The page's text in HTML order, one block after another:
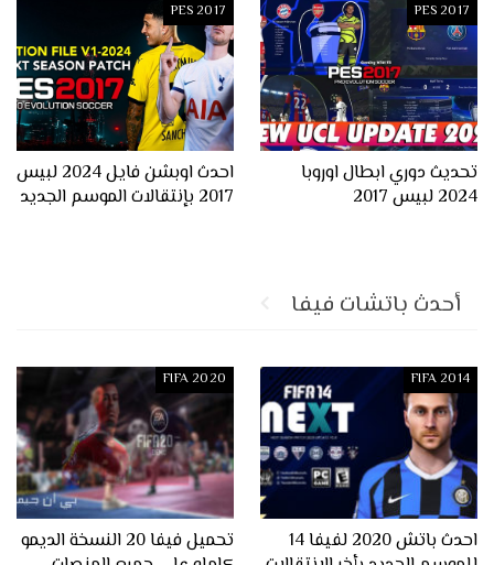
PES 2017
تحديث دوري ابطال اوروبا
2024 لبيس 2017
PES 2017
احدث اوبشن فايل 2024 لبيس
2017 بإنتقالات الموسم الجديد
أحدث باتشات فيفا
FIFA 2014
احدث باتش 2020 لفيفا 14
FIFA 2020
تحميل فيفا 20 النسخة الديمو